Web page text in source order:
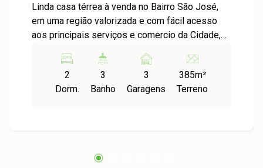
Linda casa térrea à venda no Bairro São José,
em uma região valorizada e com fácil acesso
aos principais serviços e comercio da Cidade,
suíte, 1 banheiro social, proporcionando mais
privacidade e conforto, ampla Sala de estar 2
ambientes com lareira, cozinha independente,
privacidade. Agende sua visita e venha
2
Dorm.
3
Banho
3
Garagens
385m²
Terreno